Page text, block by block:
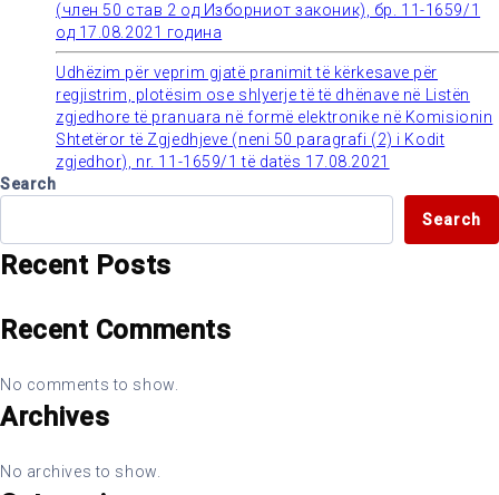
(член 50 став 2 од Изборниот законик), бр. 11-1659/1
од 17.08.2021 година
Udhëzim për veprim gjatë pranimit të kërkesave për
regjistrim, plotësim ose shlyerje të të dhënave në Listën
zgjedhore të pranuara në formë elektronike në Komisionin
Shtetëror të Zgjedhjeve (neni 50 paragrafi (2) i Kodit
zgjedhor), nr. 11-1659/1 të datës 17.08.2021
Search
Search
Recent Posts
Recent Comments
No comments to show.
Archives
No archives to show.